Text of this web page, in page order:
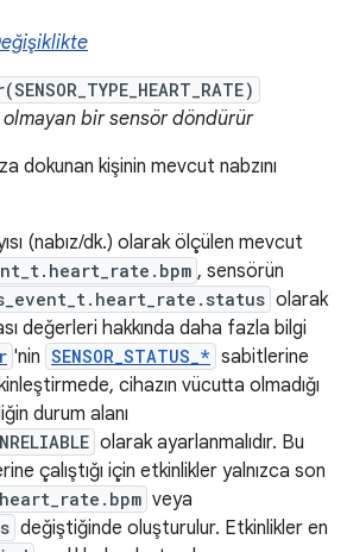
olmayan bir sensör döndürür
dokunan kişinin mevcut nabzını
(nabız/dk.) olarak ölçülen mevcut
, sensörün
olarak
değerleri hakkında daha fazla bilgi
'nin SENSOR_STATUS_* sabitlerine
cihazın vücutta olmadığı
durum alanı
olarak ayarlanmalıdır. Bu
çalıştığı için etkinlikler yalnızca son
heart_rate.bpm veya
değiştiğinde oluşturulur. Etkinlikler en